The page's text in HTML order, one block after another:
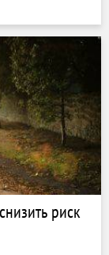
риск